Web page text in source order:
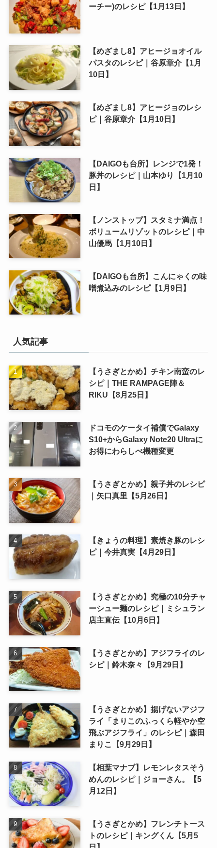
ーチー)のレシピ【1月13日】
【めざまし8】アヒージョオイル
パスタのレシピ｜谷原章介【1月
10日】
【めざまし8】アヒージョのレシ
ピ｜谷原章介【1月10日】
【DAIGOも台所】レンジで1発！
豚丼のレシピ｜山本ゆり【1月10
日】
【ノンストップ】スタミナ満点！
ボリュームリゾットのレシピ｜中
山優馬【1月10日】
【DAIGOも台所】こんにゃくの味
噌煮込みのレシピ【1月9日】
人気記事
【うさぎとかめ】チキン南蛮のレ
シピ｜THE RAMPAGE陣＆
RIKU【8月25日】
ドコモのケータイ補償でGalaxy
S10+からGalaxy Note20 Ultraに
お得にわらしべ機種変更
【うさぎとかめ】親子丼のレシピ
｜矢口真里【5月26日】
【きょうの料理】素焼き豚のレシ
ピ｜今井真実【4月29日】
【うさぎとかめ】究極の10分チャ
ーシュー麺のレシピ｜ミシュラン
店主直伝【10月6日】
【うさぎとかめ】アジフライのレ
シピ｜鈴木奈々【9月29日】
【うさぎとかめ】揚げないアジフ
ライ「まりこのふっくら軽やか空
飛ぶアジフライ」のレシピ｜森田
まりこ【9月29日】
【相葉マナブ】レモンレタスそう
めんのレシピ｜ジョーさん。【5
月12日】
【うさぎとかめ】フレンチトース
トのレシピ｜キングくん【5月5